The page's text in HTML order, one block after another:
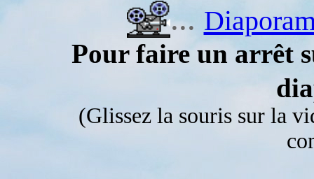
...
Pour faire un arrêt
(Glissez la souris sur la